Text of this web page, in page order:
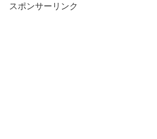
スポンサーリンク